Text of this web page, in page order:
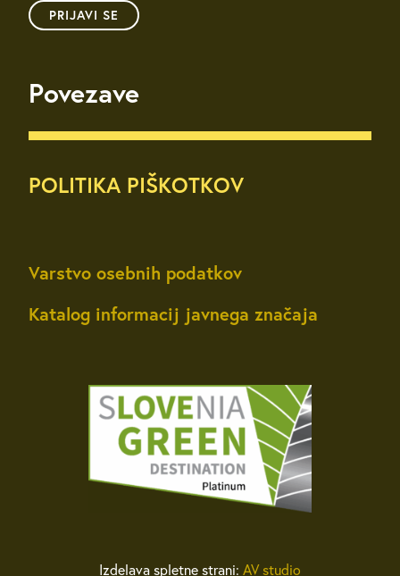
PRIJAVI SE
Povezave
POLITIKA PIŠKOTKOV
Varstvo osebnih podatkov
Katalog informacij javnega značaja
Izdelava spletne strani: AV studio